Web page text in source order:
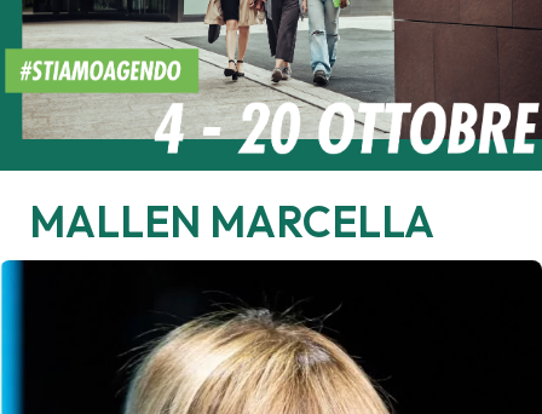
MALLEN MARCELLA